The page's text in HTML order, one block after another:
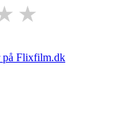
★
på Flixfilm.dk